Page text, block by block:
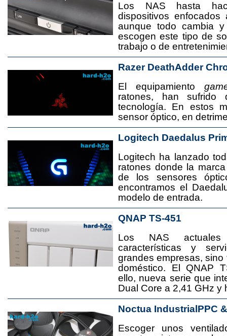
Los NAS hasta
dispositivos
aunque todo cambia
escogen este tipo de
trabajo o de
Razer DeathAdder
El equipamiento
ratones, han sufrido
tecnología. En estos
sensor óptico, en
Logitech Daedalus
Logitech ha lanzado
ratones donde la
de los sensores
encontramos el
modelo de entrada.
QNAP TS-451
Los NAS
características y
grandes empresas,
doméstico. El QNAP
ello, nueva serie que
Dual Core a 2,41 GHz y
Noctua IndustrialPPC
Escoger unos